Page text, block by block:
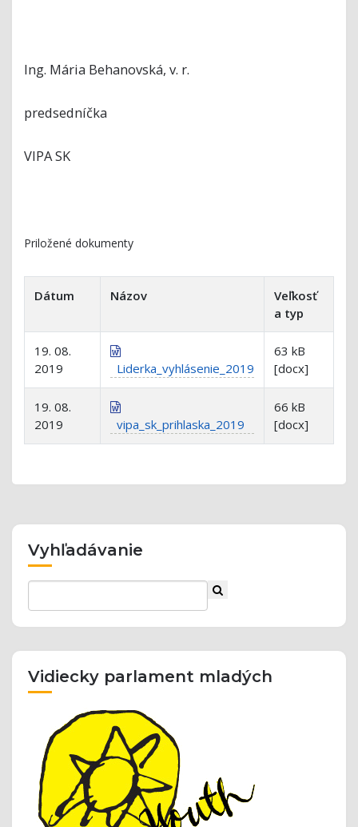
Ing. Mária Behanovská, v. r.
predsedníčka
VIPA SK
Priložené dokumenty
Dátum Názov
Veľkosť
a typ
19. 08.
2019
Liderka_vyhlásenie_2019
63 kB
[docx]
19. 08.
2019
vipa_sk_prihlaska_2019
66 kB
[docx]
Vyhľadávanie
Vidiecky parlament mladých